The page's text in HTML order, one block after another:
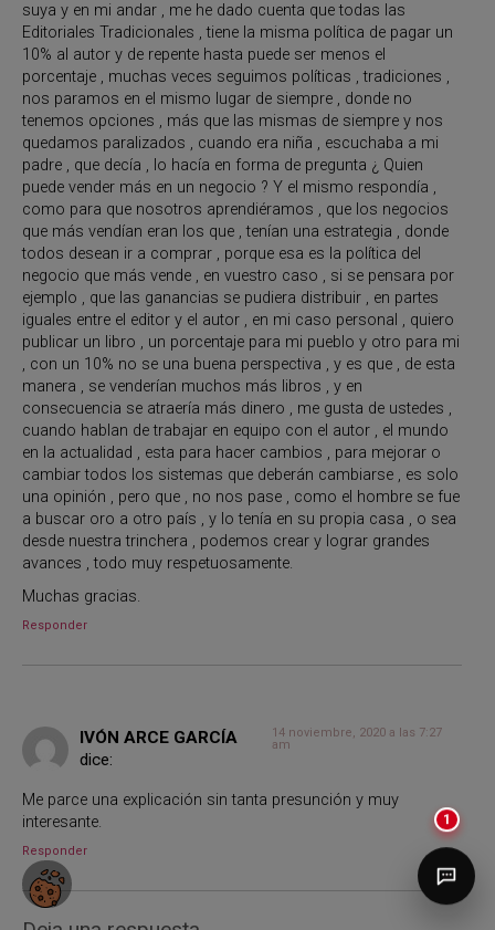
suya y en mi andar , me he dado cuenta que todas las
Editoriales Tradicionales , tiene la misma política de pagar un
10% al autor y de repente hasta puede ser menos el
porcentaje , muchas veces seguimos políticas , tradiciones ,
nos paramos en el mismo lugar de siempre , donde no
tenemos opciones , más que las mismas de siempre y nos
quedamos paralizados , cuando era niña , escuchaba a mi
padre , que decía , lo hacía en forma de pregunta ¿ Quien
puede vender más en un negocio ? Y el mismo respondía ,
como para que nosotros aprendiéramos , que los negocios
que más vendían eran los que , tenían una estrategia , donde
todos desean ir a comprar , porque esa es la política del
negocio que más vende , en vuestro caso , si se pensara por
ejemplo , que las ganancias se pudiera distribuir , en partes
iguales entre el editor y el autor , en mi caso personal , quiero
publicar un libro , un porcentaje para mi pueblo y otro para mi
, con un 10% no se una buena perspectiva , y es que , de esta
manera , se venderían muchos más libros , y en
consecuencia se atraería más dinero , me gusta de ustedes ,
cuando hablan de trabajar en equipo con el autor , el mundo
en la actualidad , esta para hacer cambios , para mejorar o
cambiar todos los sistemas que deberán cambiarse , es solo
una opinión , pero que , no nos pase , como el hombre se fue
a buscar oro a otro país , y lo tenía en su propia casa , o sea
desde nuestra trinchera , podemos crear y lograr grandes
avances , todo muy respetuosamente.
Muchas gracias.
Responder
IVÓN ARCE GARCÍA
dice:
14 noviembre, 2020 a las 7:27
am
Me parce una explicación sin tanta presunción y muy
interesante.
Responder
1